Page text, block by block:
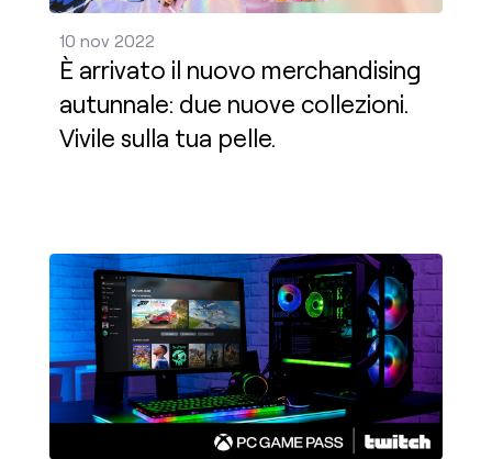
10 nov 2022
È arrivato il nuovo merchandising
autunnale: due nuove collezioni.
Vivile sulla tua pelle.
Twitch + Xbox: abbonati agli streamer per